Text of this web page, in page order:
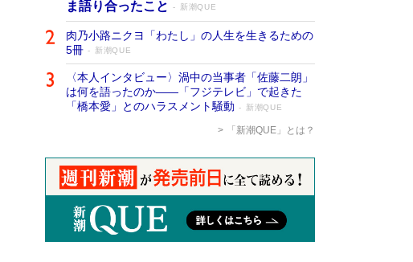
ま語り合ったこと
新潮QUE
肉乃小路ニクヨ「わたし」の人生を生きるための
5冊
新潮QUE
〈本人インタビュー〉渦中の当事者「佐藤二朗」
は何を語ったのか――「フジテレビ」で起きた
「橋本愛」とのハラスメント騒動
新潮QUE
「新潮QUE」とは？